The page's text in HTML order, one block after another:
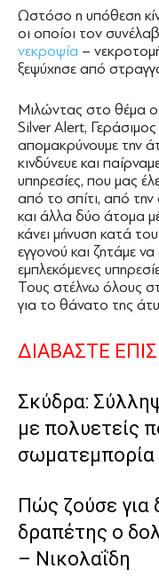
Ωστόσο η υπόθεση
οι οποίοι τον
νεκροψία –
ξεψύχησε από
Μιλώντας στο θέμα
Silver Alert,
απομακρύνουμε την
κινδύνευε και
υπηρεσίες, που μας
από το σπίτι, από την
και άλλα δύο άτομα
κάνει μήνυση κατά
εγγονού και ζητάμε
εμπλεκόμενες
Τους στέλνω όλους
για το θάνατο της
ΔΙΑΒΑΣΤΕ
Σκύδρα:
με πολυετείς
σωματεμπορία
Πώς ζούσε για
δραπέτης ο
– Νικολαΐδη